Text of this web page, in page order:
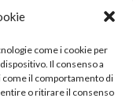
come i cookie per
Il consenso a
il comportamento di
o ritirare il consenso